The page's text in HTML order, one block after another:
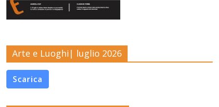
Arte e Luoghi| luglio 2026
Scarica